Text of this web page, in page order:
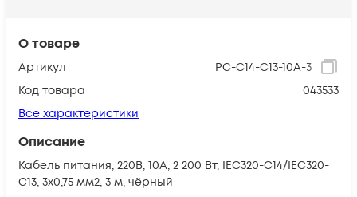
О товаре
Артикул
PC-C14-C13-10A-3
Код товара
043533
Все характеристики
Описание
Кабель питания, 220B, 10А, 2 200 Вт, IEC320-C14/IEC320-
C13, 3х0,75 мм2, 3 м, чёрный